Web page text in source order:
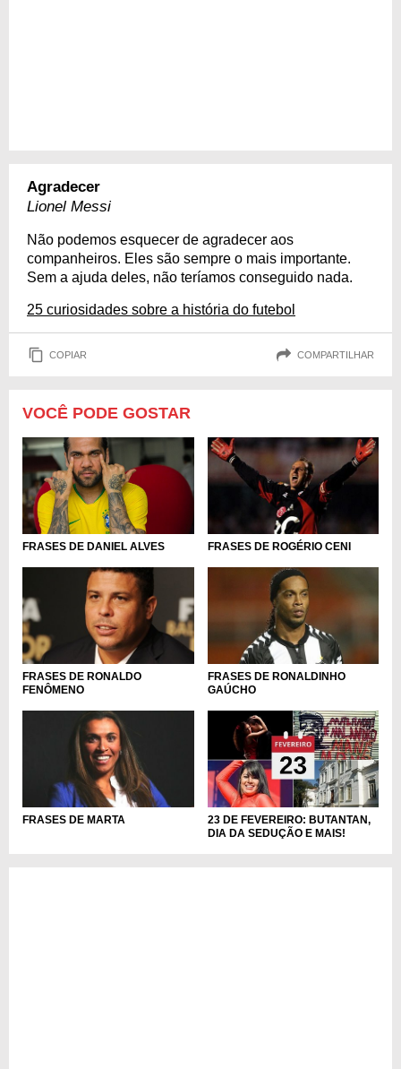
Agradecer
Lionel Messi
Não podemos esquecer de agradecer aos
companheiros. Eles são sempre o mais importante.
Sem a ajuda deles, não teríamos conseguido nada.
25 curiosidades sobre a história do futebol
COPIAR COMPARTILHAR
VOCÊ PODE GOSTAR
FRASES DE DANIEL ALVES FRASES DE ROGÉRIO CENI
FRASES DE RONALDO
FENÔMENO
FRASES DE RONALDINHO
GAÚCHO
FRASES DE MARTA
23 DE FEVEREIRO: BUTANTAN,
DIA DA SEDUÇÃO E MAIS!